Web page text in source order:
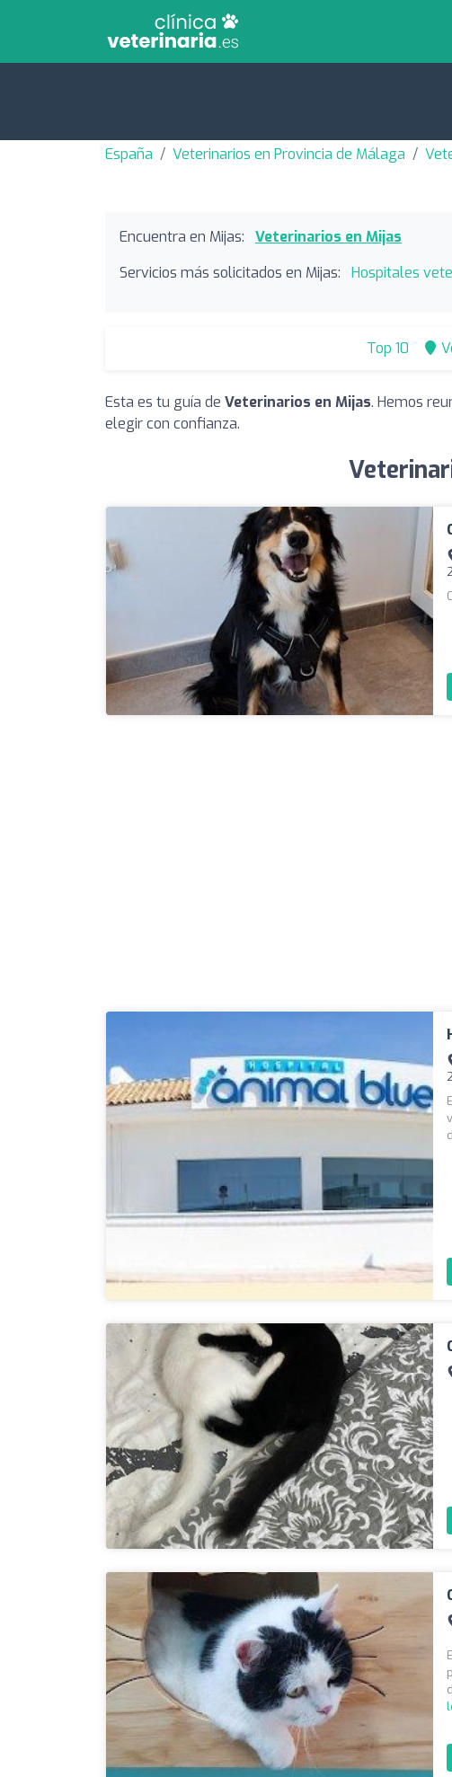
España Veterinarios en Provincia de Málaga
Encuentra en Mijas:
Veterinarios en Mijas
Servicios más solicitados en Mijas:
Hospitales
Top 10
Esta es tu guía de Veterinarios en Mijas. Hemos
elegir con confianza.